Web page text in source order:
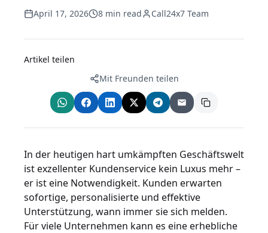
April 17, 2026 8 min read Call24x7 Team
Artikel teilen
Mit Freunden teilen
In der heutigen hart umkämpften Geschäftswelt
ist exzellenter Kundenservice kein Luxus mehr –
er ist eine Notwendigkeit. Kunden erwarten
sofortige, personalisierte und effektive
Unterstützung, wann immer sie sich melden.
Für viele Unternehmen kann es eine erhebliche